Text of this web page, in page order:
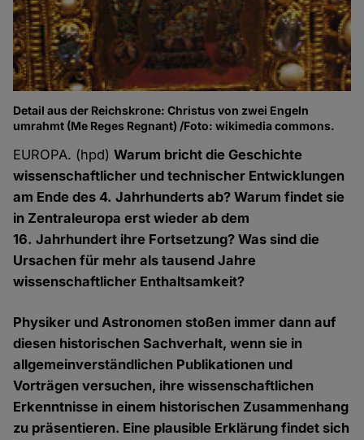
Detail aus der Reichskrone: Christus von zwei Engeln
umrahmt (Me Reges Regnant) /Foto: wikimedia commons.
EUROPA. (hpd)Warum bricht die Geschichte
wissenschaftlicher und technischer Entwicklungen
am Ende des 4. Jahrhunderts ab? Warum findet sie
in Zentraleuropa erst wieder ab dem
16. Jahrhundert ihre Fortsetzung? Was sind die
Ursachen für mehr als tausend Jahre
wissenschaftlicher Enthaltsamkeit?
Physiker und Astronomen stoßen immer dann auf
diesen historischen Sachverhalt, wenn sie in
allgemeinverständlichen Publikationen und
Vorträgen versuchen, ihre wissenschaftlichen
Erkenntnisse in einem historischen Zusammenhang
zu präsentieren. Eine plausible Erklärung findet sich